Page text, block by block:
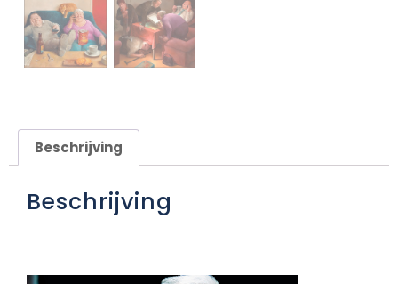
Beschrijving
Beschrijving